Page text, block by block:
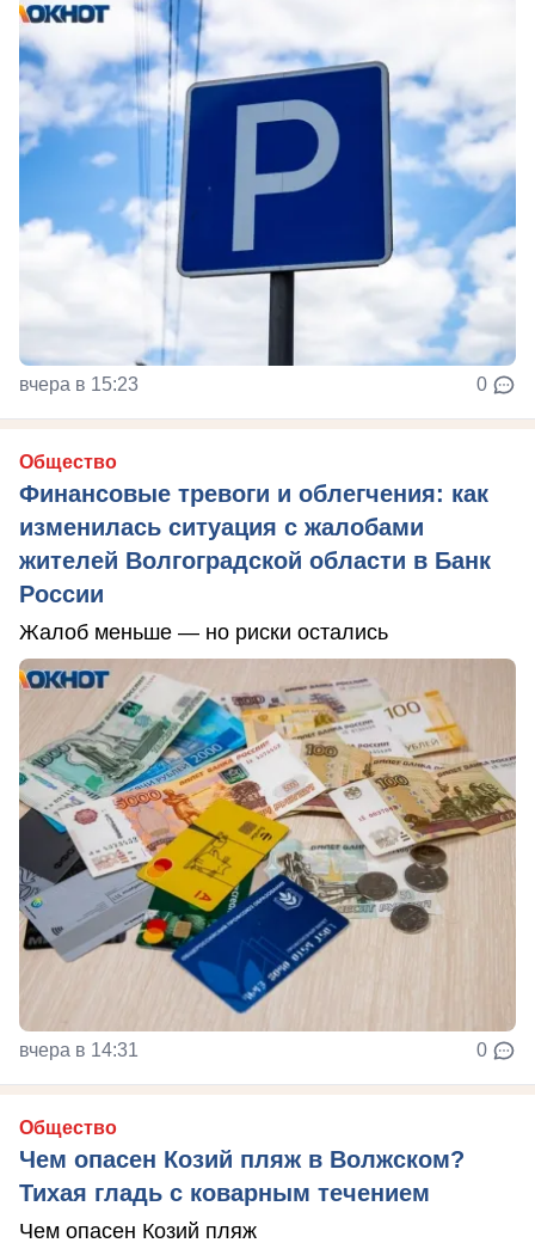
вчера в 15:23 0
Общество
Финансовые тревоги и облегчения: как
изменилась ситуация с жалобами
жителей Волгоградской области в Банк
России
Жалоб меньше — но риски остались
вчера в 14:31 0
Общество
Чем опасен Козий пляж в Волжском?
Тихая гладь с коварным течением
Чем опасен Козий пляж